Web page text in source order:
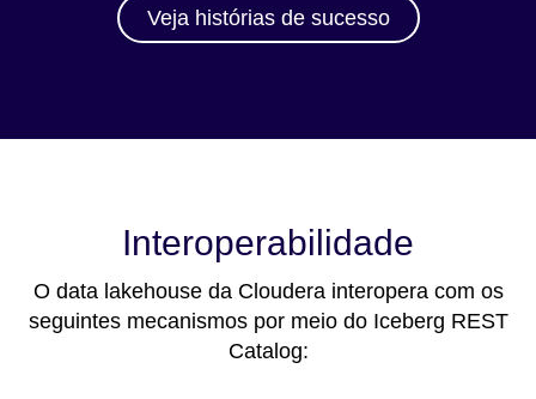
Veja histórias de sucesso
Interoperabilidade
O data lakehouse da Cloudera interopera com os
seguintes mecanismos por meio do Iceberg REST
Catalog: